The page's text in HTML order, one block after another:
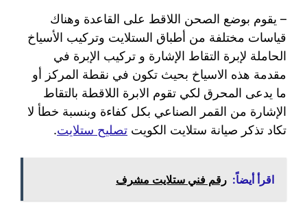
– يقوم بوضع الصحن اللاقط على القاعدة وهناك
قياسات مختلفة من أطباق الستلايت وتركيب الأسياخ
الحاملة لإبرة التقاط الإشارة و تركيب الإبرة في
مقدمة هذه الاسياخ بحيث تكون في نقطة المركز أو
ما يدعى المحرق لكي تقوم الابرة اللاقطة بالتقاط
الإشارة من القمر الصناعي بكل كفاءة وبنسبة خطأ لا
تكاد تذكر صيانة ستلايت الكويت تصليح ستلايت.
اقرأ أيضاً: رقم فني ستلايت مشرف